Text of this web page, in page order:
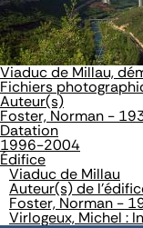
Viaduc de Millau,
Fichiers
Auteur(s)
Foster, Norman -
Datation
1996-2004
Édifice
Viaduc de Millau
Auteur(s) de
Foster, Norman -
Virlogeux, Michel :